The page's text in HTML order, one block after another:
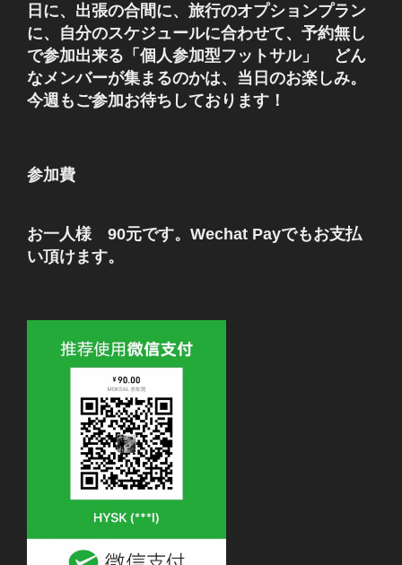
日に、出張の合間に、旅行のオプションプラン
に、自分のスケジュールに合わせて、予約無し
で参加出来る「個人参加型フットサル」 どん
なメンバーが集まるのかは、当日のお楽しみ。
今週もご参加お待ちしております！
参加費
お一人様 90元です。Wechat Payでもお支払
い頂けます。